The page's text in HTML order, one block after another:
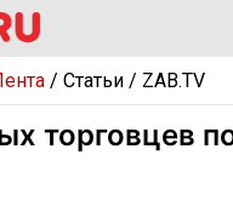
/ Статьи/ ZAB.TV
торговцев